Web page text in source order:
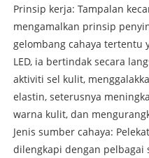
Prinsip kerja: Tampalan
mengamalkan prinsip
gelombang cahaya tertentu
LED, ia bertindak secara
aktiviti sel kulit,
elastin, seterusnya
warna kulit, dan
Jenis sumber cahaya:
dilengkapi dengan pelbagai